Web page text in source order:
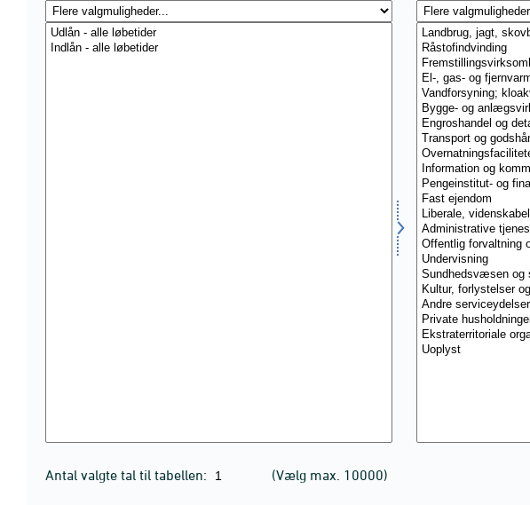
Antal valgte tal til tabellen: (Vælg max. 10000)